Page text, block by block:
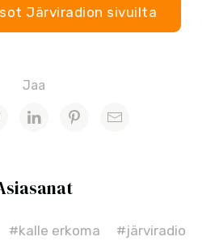
Järviradion sivuilta
Jaa
#kalle erkoma
#järviradio